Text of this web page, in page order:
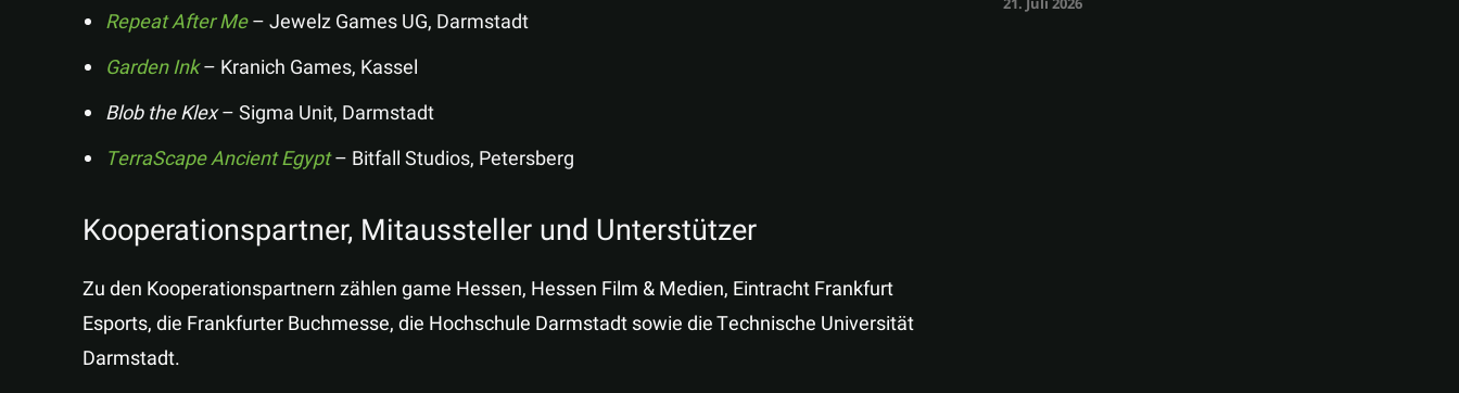
Repeat After Me– Jewelz Games UG, Darmstadt
Garden Ink– Kranich Games, Kassel
Blob the Klex– Sigma Unit, Darmstadt
TerraScape Ancient Egypt– Bitfall Studios, Petersberg
Kooperationspartner, Mitaussteller und Unterstützer
Zu den Kooperationspartnern zählen game Hessen, Hessen Film & Medien, Eintracht Frankfurt
Esports, die Frankfurter Buchmesse, die Hochschule Darmstadt sowie die Technische Universität
Darmstadt.